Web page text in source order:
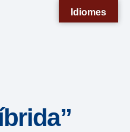
Idiomes